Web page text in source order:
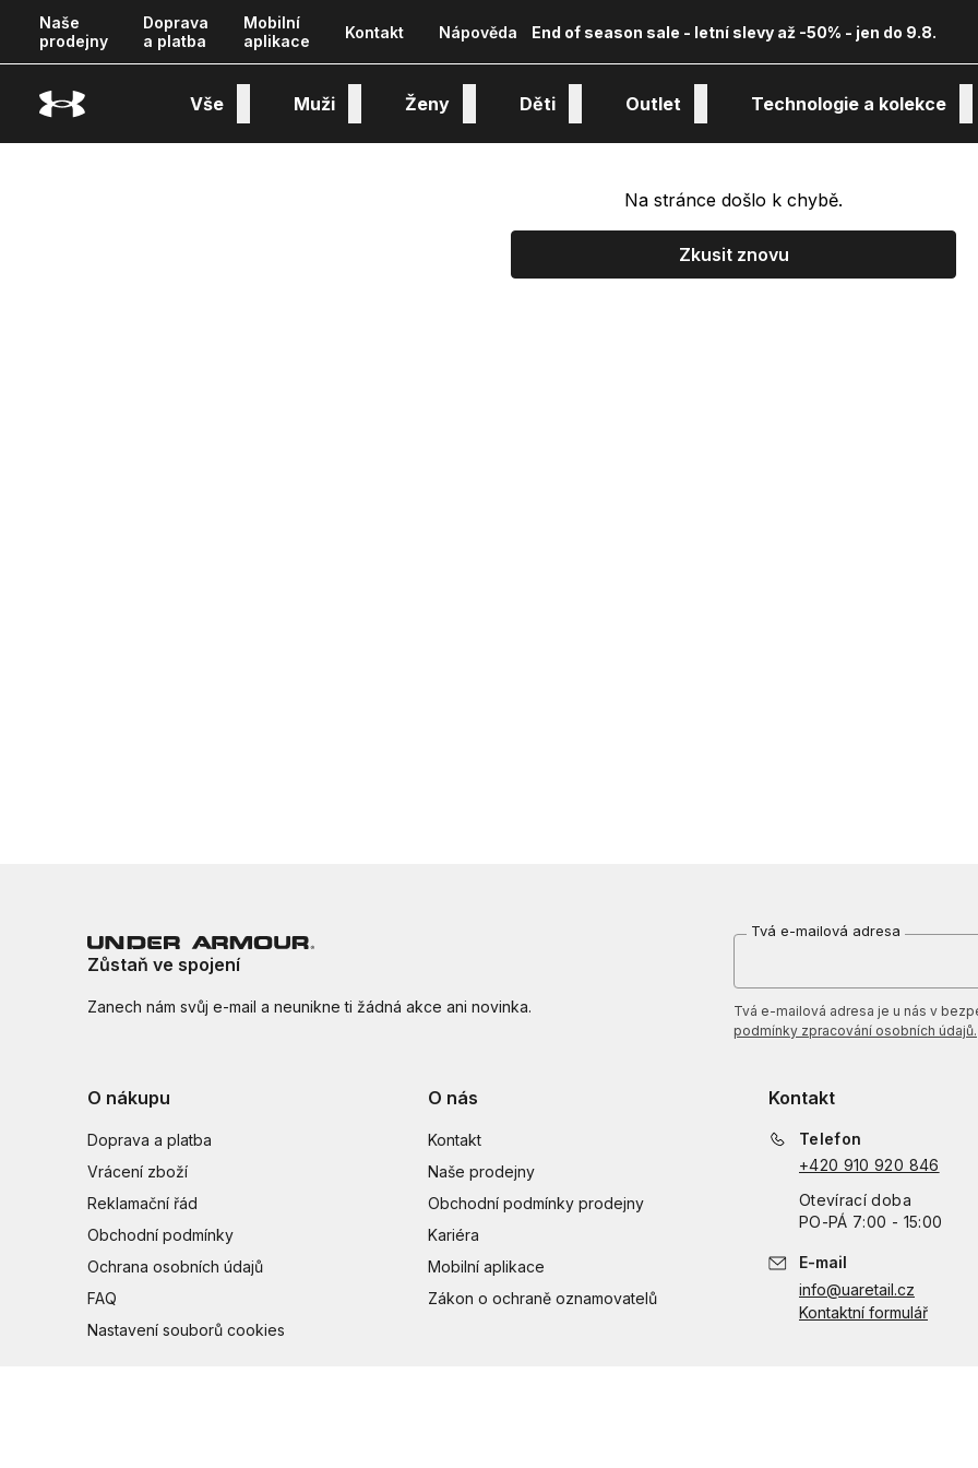
Naše
prodejny
Doprava
a platba
Mobilní
aplikace
Kontakt Nápověda End of season sale - letní slevy až -50% - jen do 9.8.
Vše Muži Ženy Děti Outlet Technologie a kolekce
Na stránce došlo k chybě.
Zkusit znovu
Zůstaň ve spojení
Zanech nám svůj e-mail a neunikne ti žádná akce ani novinka.
Tvá e-mailová adresa
Tvá e-mailová adresa je u nás v
podmínky zpracování osobních údajů.
O nákupu
Doprava a platba
Vrácení zboží
Reklamační řád
Obchodní podmínky
Ochrana osobních údajů
FAQ
Nastavení souborů cookies
O nás
Kontakt
Naše prodejny
Obchodní podmínky prodejny
Kariéra
Mobilní aplikace
Zákon o ochraně oznamovatelů
Kontakt
Telefon
+420 910 920 846
Otevírací doba
PO-PÁ 7:00 - 15:00
E-mail
info@uaretail.cz
Kontaktní formulář